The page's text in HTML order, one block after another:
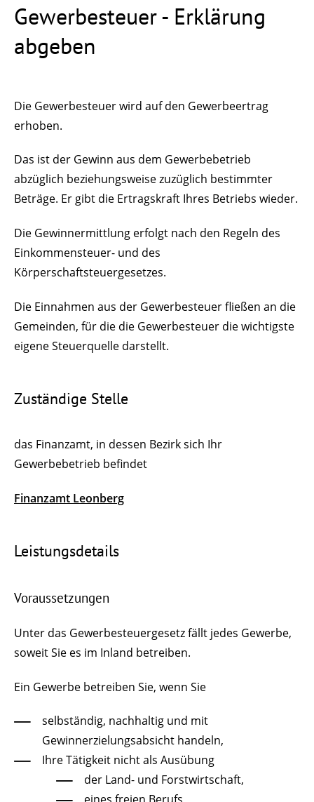
Gewerbesteuer - Erklärung
abgeben
Die Gewerbesteuer wird auf den Gewerbeertrag
erhoben.
Das ist der Gewinn aus dem Gewerbebetrieb
abzüglich beziehungsweise zuzüglich bestimmter
Beträge. Er gibt die Ertragskraft Ihres Betriebs wieder.
Die Gewinnermittlung erfolgt nach den Regeln des
Einkommensteuer- und des
Körperschaftsteuergesetzes.
Die Einnahmen aus der Gewerbesteuer fließen an die
Gemeinden, für die die Gewerbesteuer die wichtigste
eigene Steuerquelle darstellt.
Zuständige Stelle
das Finanzamt, in dessen Bezirk sich Ihr
Gewerbebetrieb befindet
Finanzamt Leonberg
Leistungsdetails
Voraussetzungen
Unter das Gewerbesteuergesetz fällt jedes Gewerbe,
soweit Sie es im Inland betreiben.
Ein Gewerbe betreiben Sie, wenn Sie
selbständig, nachhaltig und mit
Gewinnerzielungsabsicht handeln,
Ihre Tätigkeit nicht als Ausübung
der Land- und Forstwirtschaft,